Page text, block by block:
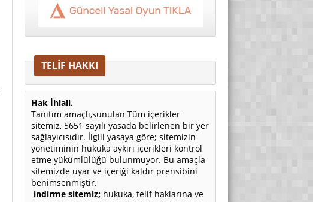
TELİF HAKKI
Hak İhlali.
Tanıtım amaçlı,sunulan Tüm içerikler
sitemiz, 5651 sayılı yasada belirlenen bir yer
sağlayıcısıdır. İlgili yasaya göre; sitemizin
yönetiminin hukuka aykırı içerikleri kontrol
etme yükümlülüğü bulunmuyor. Bu amaçla
sitemizde uyar ve içeriği kaldır prensibini
benimsenmiştir.
indirme sitemiz; hukuka, telif haklarına ve